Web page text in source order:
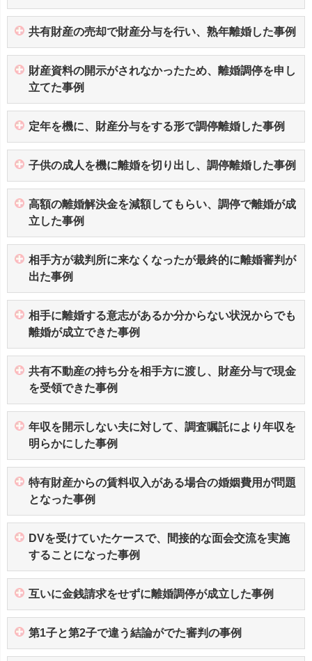
共有財産の売却で財産分与を行い、熟年離婚した事例
財産資料の開示がされなかったため、離婚調停を申し
立てた事例
定年を機に、財産分与をする形で調停離婚した事例
子供の成人を機に離婚を切り出し、調停離婚した事例
高額の離婚解決金を減額してもらい、調停で離婚が成
立した事例
相手方が裁判所に来なくなったが最終的に離婚審判が
出た事例
相手に離婚する意志があるか分からない状況からでも
離婚が成立できた事例
共有不動産の持ち分を相手方に渡し、財産分与で現金
を受領できた事例
年収を開示しない夫に対して、調査嘱託により年収を
明らかにした事例
特有財産からの賃料収入がある場合の婚姻費用が問題
となった事例
DVを受けていたケースで、間接的な面会交流を実施
することになった事例
互いに金銭請求をせずに離婚調停が成立した事例
第1子と第2子で違う結論がでた審判の事例